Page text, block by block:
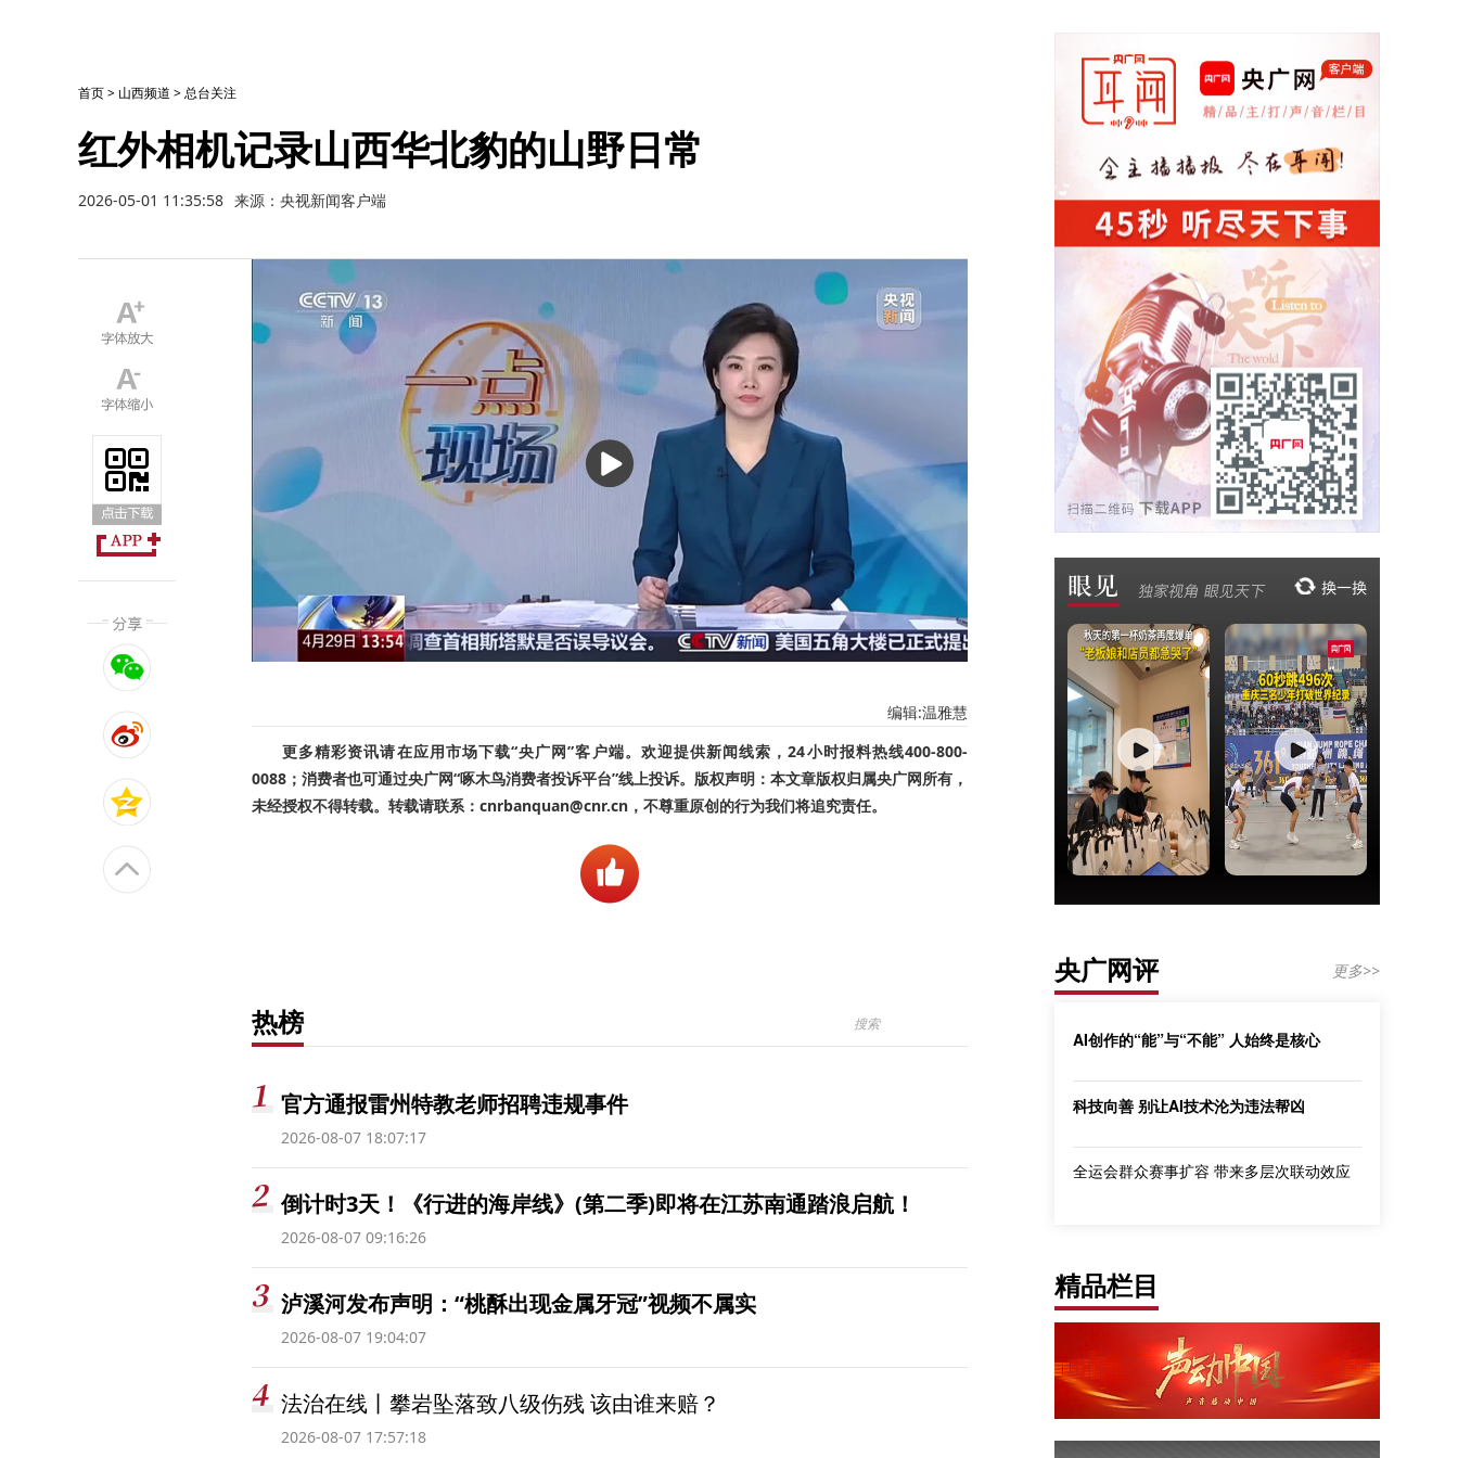
首页> 山西频道 >总台关注
红外相机记录山西华北豹的山野日常
2026-05-01 11:35:58 来源：央视新闻客户端
播
放
编辑:温雅慧
更多精彩资讯请在应用市场下载“央广网”客户端。欢迎提供新闻线索，24小时报料热线400-800-
0088；消费者也可通过央广网“啄木鸟消费者投诉平台”线上投诉。版权声明：本文章版权归属央广网所有，
未经授权不得转载。转载请联系：cnrbanquan@cnr.cn，不尊重原创的行为我们将追究责任。
热榜
官方通报雷州特教老师招聘违规事件
2026-08-07 18:07:17
倒计时3天！《行进的海岸线》(第二季)即将在江苏南通踏浪启航！
2026-08-07 09:16:26
泸溪河发布声明：“桃酥出现金属牙冠”视频不属实
2026-08-07 19:04:07
法治在线丨攀岩坠落致八级伤残 该由谁来赔？
2026-08-07 17:57:18
央广网评 更多>>
AI创作的“能”与“不能” 人始终是核心
科技向善 别让AI技术沦为违法帮凶
全运会群众赛事扩容 带来多层次联动效应
精品栏目